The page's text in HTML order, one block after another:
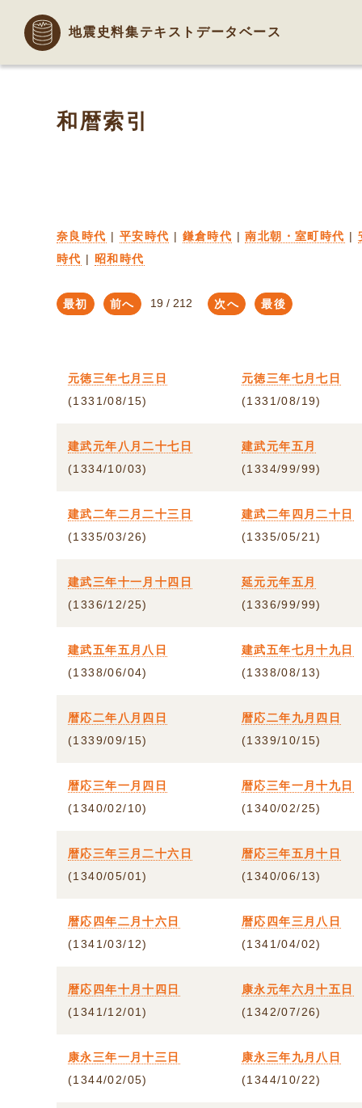
地震史料集テキストデータベース
和暦索引
奈良時代 | 平安時代 | 鎌倉時代 |南北朝・室町時代 |
時代 | 昭和時代
最初 前へ 次へ 最後
元徳三年七月三日
(1331/08/15)
元徳三年七月七日
(1331/08/19)
建武元年八月二十七日
(1334/10/03)
建武元年五月
(1334/99/99)
建武二年二月二十三日
(1335/03/26)
建武二年四月二十日
(1335/05/21)
建武三年十一月十四日
(1336/12/25)
延元元年五月
(1336/99/99)
建武五年五月八日
(1338/06/04)
建武五年七月十九日
(1338/08/13)
暦応二年八月四日
(1339/09/15)
暦応二年九月四日
(1339/10/15)
暦応三年一月四日
(1340/02/10)
暦応三年一月十九日
(1340/02/25)
暦応三年三月二十六日
(1340/05/01)
暦応三年五月十日
(1340/06/13)
暦応四年二月十六日
(1341/03/12)
暦応四年三月八日
(1341/04/02)
暦応四年十月十四日
(1341/12/01)
康永元年六月十五日
(1342/07/26)
康永三年一月十三日
(1344/02/05)
康永三年九月八日
(1344/10/22)